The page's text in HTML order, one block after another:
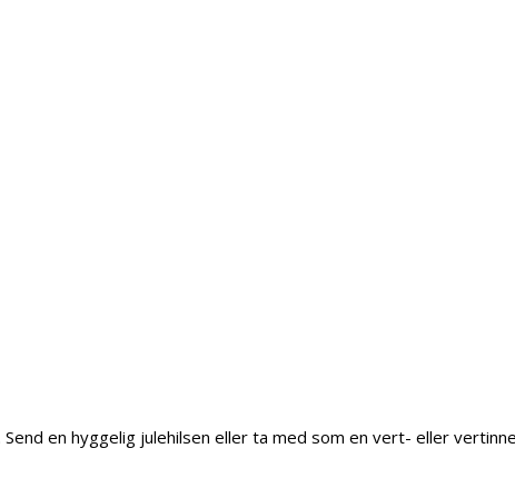
en hyggelig julehilsen eller ta med som en vert- eller